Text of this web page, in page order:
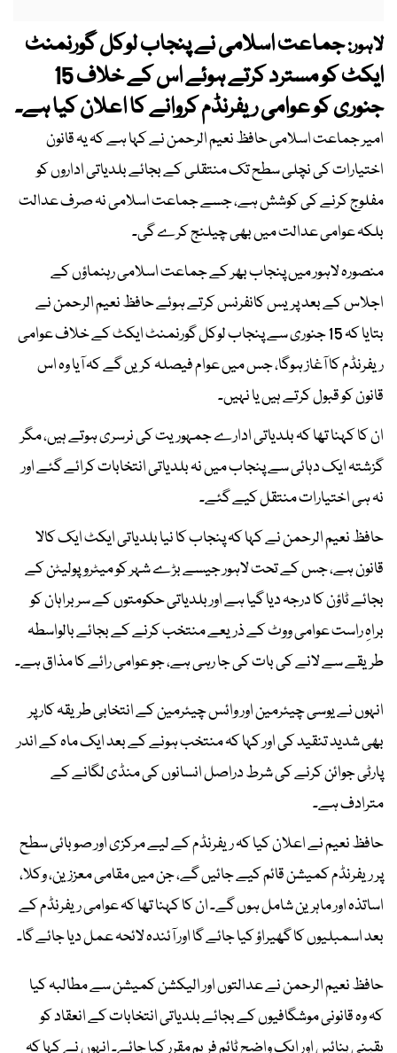
لاہور:جماعت اسلامی نے پنجاب لوکل گورنمنٹ
ایکٹ کو مسترد کرتے ہوئے اس کے خلاف 15
جنوری کو عوامی ریفرنڈم کروانے کا اعلان کیا ہے۔
امیر جماعت اسلامی حافظ نعیم الرحمن نے کہا ہے کہ یہ قانون
اختیارات کی نچلی سطح تک منتقلی کے بجائے بلدیاتی اداروں کو
مفلوج کرنے کی کوشش ہے، جسے جماعت اسلامی نہ صرف عدالت
بلکہ عوامی عدالت میں بھی چیلنج کرے گی۔
منصورہ لاہور میں پنجاب بھر کے جماعت اسلامی رہنماؤں کے
اجلاس کے بعد پریس کانفرنس کرتے ہوئے حافظ نعیم الرحمن نے
بتایا کہ 15 جنوری سے پنجاب لوکل گورنمنٹ ایکٹ کے خلاف عوامی
ریفرنڈم کا آغاز ہوگا، جس میں عوام فیصلہ کریں گے کہ آیا وہ اس
قانون کو قبول کرتے ہیں یا نہیں۔
ان کا کہنا تھا کہ بلدیاتی ادارے جمہوریت کی نرسری ہوتے ہیں، مگر
گزشتہ ایک دہائی سے پنجاب میں نہ بلدیاتی انتخابات کرائے گئے اور
نہ ہی اختیارات منتقل کیے گئے۔
حافظ نعیم الرحمن نے کہا کہ پنجاب کا نیا بلدیاتی ایکٹ ایک کالا
قانون ہے، جس کے تحت لاہور جیسے بڑے شہر کو میٹروپولیٹن کے
بجائے ٹاؤن کا درجہ دیا گیا ہے اور بلدیاتی حکومتوں کے سربراہان کو
براہِ راست عوامی ووٹ کے ذریعے منتخب کرنے کے بجائے بالواسطہ
طریقے سے لانے کی بات کی جا رہی ہے، جو عوامی رائے کا مذاق ہے۔
انہوں نے یوسی چیئرمین اور وائس چیئرمین کے انتخابی طریقہ کار پر
بھی شدید تنقید کی اور کہا کہ منتخب ہونے کے بعد ایک ماہ کے اندر
پارٹی جوائن کرنے کی شرط دراصل انسانوں کی منڈی لگانے کے
مترادف ہے۔
حافظ نعیم نے اعلان کیا کہ ریفرنڈم کے لیے مرکزی اور صوبائی سطح
پر ریفرنڈم کمیشن قائم کیے جائیں گے، جن میں مقامی معززین، وکلا،
اساتذہ اور ماہرین شامل ہوں گے۔ ان کا کہنا تھا کہ عوامی ریفرنڈم کے
بعد اسمبلیوں کا گھیراؤ کیا جائے گا اور آئندہ لائحہ عمل دیا جائے گا۔
حافظ نعیم الرحمن نے عدالتوں اور الیکشن کمیشن سے مطالبہ کیا
کہ وہ قانونی موشگافیوں کے بجائے بلدیاتی انتخابات کے انعقاد کو
یقینی بنائیں اور ایک واضح ٹائم فریم مقرر کیا جائے۔ انہوں نے کہا کہ